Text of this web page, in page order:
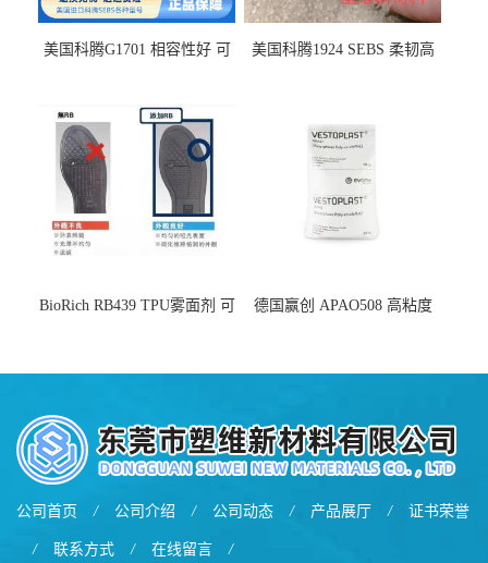
美国科腾G1701 相容性好 可
美国科腾1924 SEBS 柔韧高
BioRich RB439 TPU雾面剂 可
德国赢创 APAO508 高粘度
公司首页 / 公司介绍 / 公司动态 / 产品展厅 / 证书荣誉
/ 联系方式 / 在线留言 /